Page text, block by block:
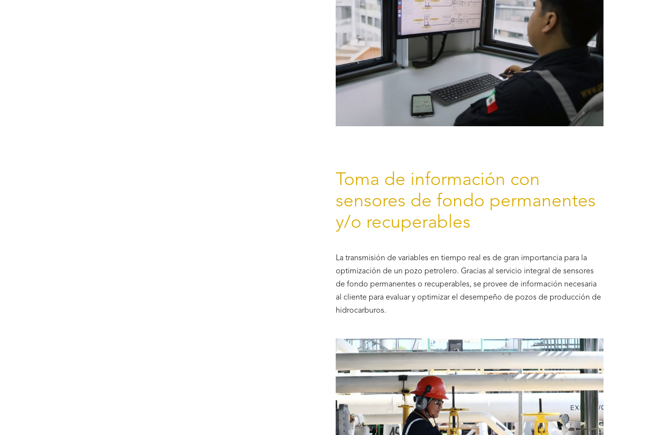
Toma de información con
sensores de fondo permanentes
y/o recuperables
La transmisión de variables en tiempo real es de gran importancia para la
optimización de un pozo petrolero. Gracias al servicio integral de sensores
de fondo permanentes o recuperables, se provee de información necesaria
al cliente para evaluar y optimizar el desempeño de pozos de producción de
hidrocarburos.